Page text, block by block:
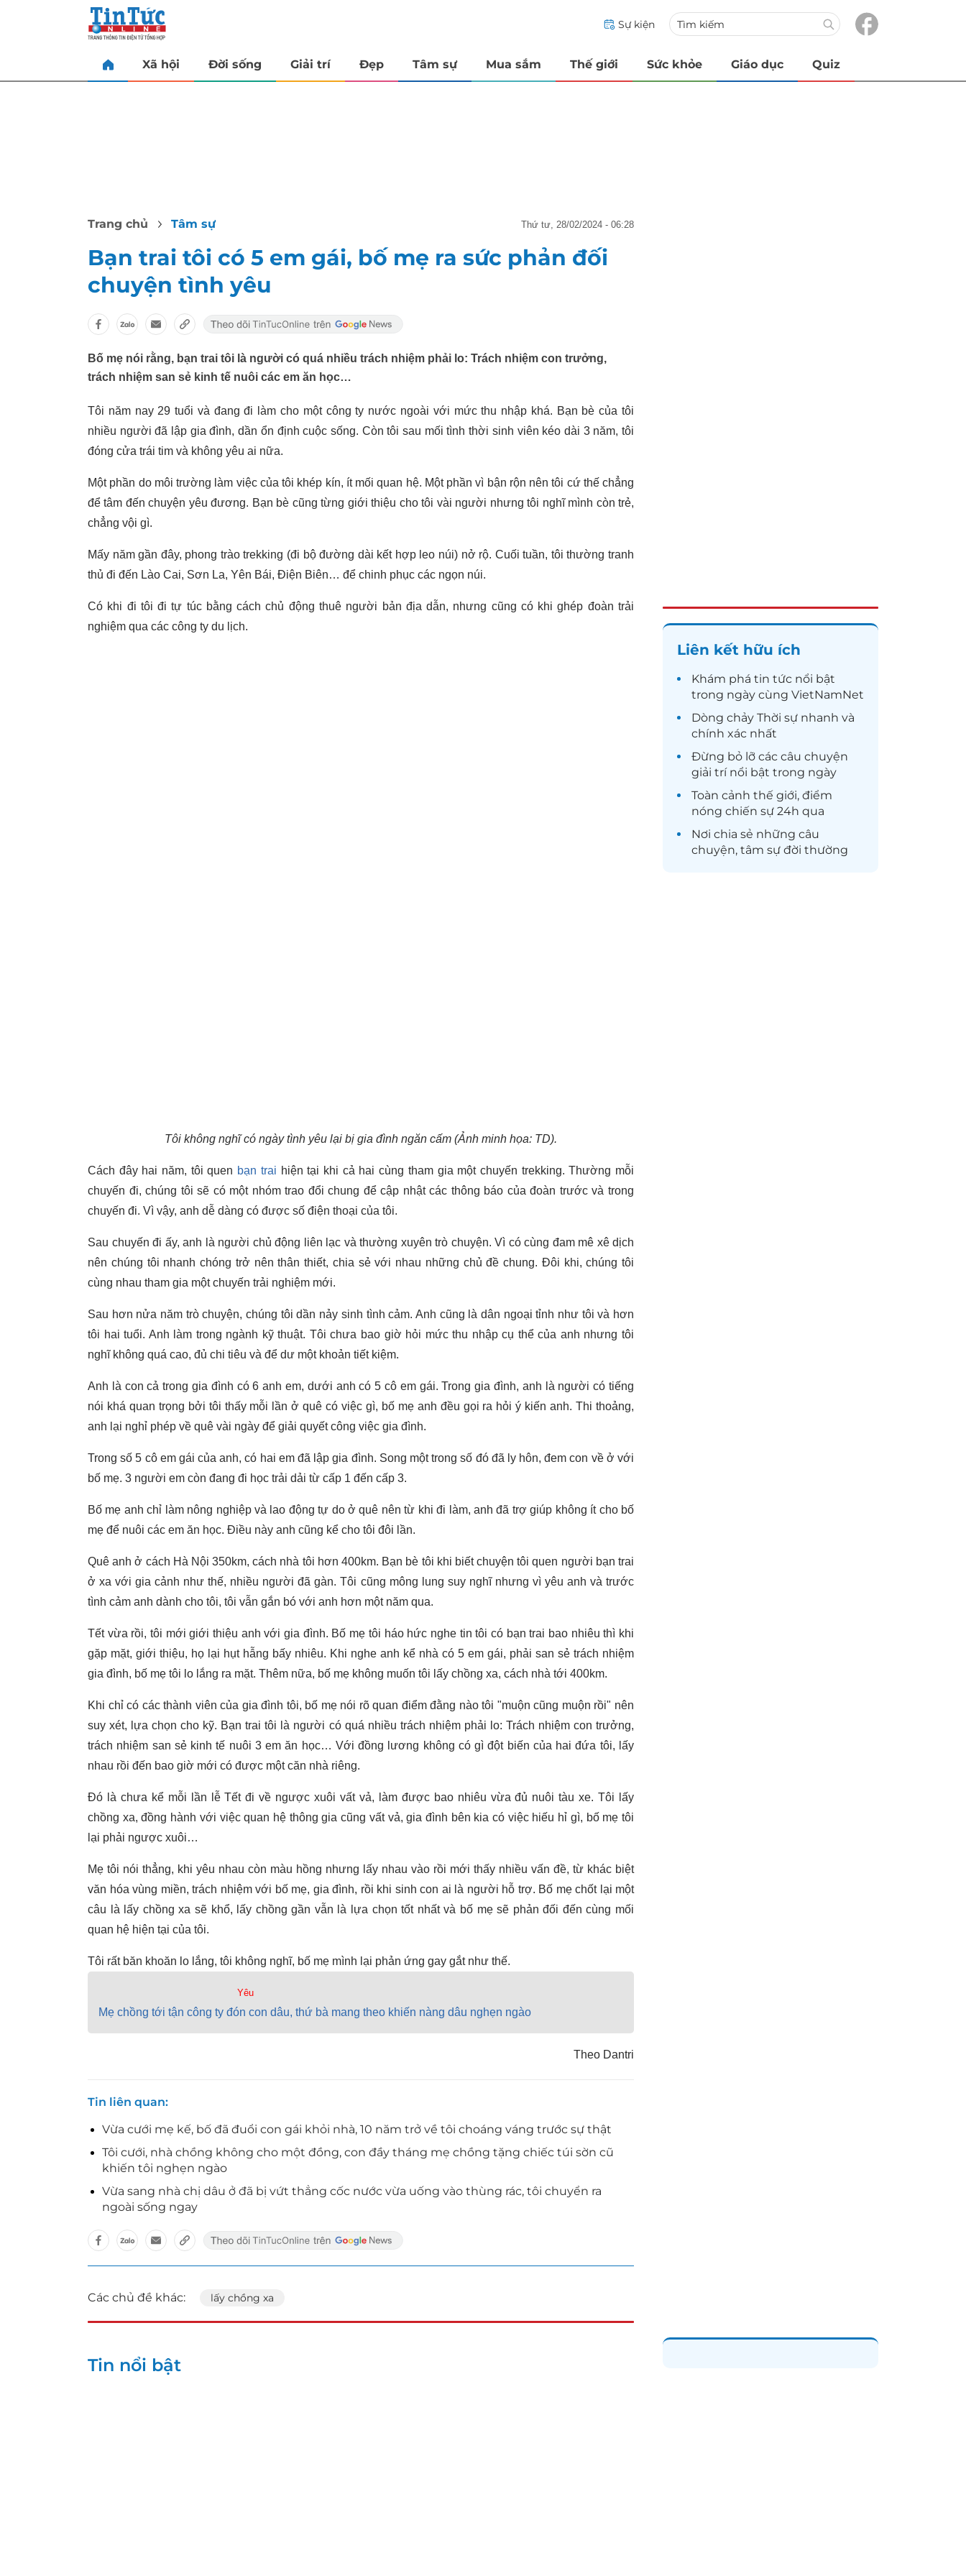
Sự kiện
Xã hội Đời sống Giải trí Đẹp Tâm sự Mua sắm Thế giới Sức khỏe Giáo dục Quiz
Trang chủ Tâm sự thứ tư, 28/02/2024 - 06:28
Bạn trai tôi có 5 em gái, bố mẹ ra sức phản đối
chuyện tình yêu
Bố mẹ nói rằng, bạn trai tôi là người có quá nhiều trách nhiệm phải lo: Trách nhiệm con trưởng,
trách nhiệm san sẻ kinh tế nuôi các em ăn học…
Tôi năm nay 29 tuổi và đang đi làm cho một công ty nước ngoài với mức thu nhập khá. Bạn bè của tôi
nhiều người đã lập gia đình, dần ổn định cuộc sống. Còn tôi sau mối tình thời sinh viên kéo dài 3 năm, tôi
đóng cửa trái tim và không yêu ai nữa.
Một phần do môi trường làm việc của tôi khép kín, ít mối quan hệ. Một phần vì bận rộn nên tôi cứ thế chẳng
để tâm đến chuyện yêu đương. Bạn bè cũng từng giới thiệu cho tôi vài người nhưng tôi nghĩ mình còn trẻ,
chẳng vội gì.
Mấy năm gần đây, phong trào trekking (đi bộ đường dài kết hợp leo núi) nở rộ. Cuối tuần, tôi thường tranh
thủ đi đến Lào Cai, Sơn La, Yên Bái, Điện Biên… để chinh phục các ngọn núi.
Có khi đi tôi đi tự túc bằng cách chủ động thuê người bản địa dẫn, nhưng cũng có khi ghép đoàn trải
nghiệm qua các công ty du lịch.
Tôi không nghĩ có ngày tình yêu lại bị gia đình ngăn cấm (Ảnh minh họa: TD).
Cách đây hai năm, tôi quen bạn trai hiện tại khi cả hai cùng tham gia một chuyến trekking. Thường mỗi
chuyến đi, chúng tôi sẽ có một nhóm trao đổi chung để cập nhật các thông báo của đoàn trước và trong
chuyến đi. Vì vậy, anh dễ dàng có được số điện thoại của tôi.
Sau chuyến đi ấy, anh là người chủ động liên lạc và thường xuyên trò chuyện. Vì có cùng đam mê xê dịch
nên chúng tôi nhanh chóng trở nên thân thiết, chia sẻ với nhau những chủ đề chung. Đôi khi, chúng tôi
cùng nhau tham gia một chuyến trải nghiệm mới.
Sau hơn nửa năm trò chuyện, chúng tôi dần nảy sinh tình cảm. Anh cũng là dân ngoại tỉnh như tôi và hơn
tôi hai tuổi. Anh làm trong ngành kỹ thuật. Tôi chưa bao giờ hỏi mức thu nhập cụ thể của anh nhưng tôi
nghĩ không quá cao, đủ chi tiêu và để dư một khoản tiết kiệm.
Anh là con cả trong gia đình có 6 anh em, dưới anh có 5 cô em gái. Trong gia đình, anh là người có tiếng
nói khá quan trọng bởi tôi thấy mỗi lần ở quê có việc gì, bố mẹ anh đều gọi ra hỏi ý kiến anh. Thi thoảng,
anh lại nghỉ phép về quê vài ngày để giải quyết công việc gia đình.
Trong số 5 cô em gái của anh, có hai em đã lập gia đình. Song một trong số đó đã ly hôn, đem con về ở với
bố mẹ. 3 người em còn đang đi học trải dải từ cấp 1 đến cấp 3.
Bố mẹ anh chỉ làm nông nghiệp và lao động tự do ở quê nên từ khi đi làm, anh đã trợ giúp không ít cho bố
mẹ để nuôi các em ăn học. Điều này anh cũng kể cho tôi đôi lần.
Quê anh ở cách Hà Nội 350km, cách nhà tôi hơn 400km. Bạn bè tôi khi biết chuyện tôi quen người bạn trai
ở xa với gia cảnh như thế, nhiều người đã gàn. Tôi cũng mông lung suy nghĩ nhưng vì yêu anh và trước
tình cảm anh dành cho tôi, tôi vẫn gắn bó với anh hơn một năm qua.
Tết vừa rồi, tôi mới giới thiệu anh với gia đình. Bố mẹ tôi háo hức nghe tin tôi có bạn trai bao nhiêu thì khi
gặp mặt, giới thiệu, họ lại hụt hẫng bấy nhiêu. Khi nghe anh kể nhà có 5 em gái, phải san sẻ trách nhiệm
gia đình, bố mẹ tôi lo lắng ra mặt. Thêm nữa, bố mẹ không muốn tôi lấy chồng xa, cách nhà tới 400km.
Khi chỉ có các thành viên của gia đình tôi, bố mẹ nói rõ quan điểm đằng nào tôi "muộn cũng muộn rồi" nên
suy xét, lựa chọn cho kỹ. Bạn trai tôi là người có quá nhiều trách nhiệm phải lo: Trách nhiệm con trưởng,
trách nhiệm san sẻ kinh tế nuôi 3 em ăn học… Với đồng lương không có gì đột biến của hai đứa tôi, lấy
nhau rồi đến bao giờ mới có được một căn nhà riêng.
Đó là chưa kể mỗi lần lễ Tết đi về ngược xuôi vất vả, làm được bao nhiêu vừa đủ nuôi tàu xe. Tôi lấy
chồng xa, đồng hành với việc quan hệ thông gia cũng vất vả, gia đình bên kia có việc hiếu hỉ gì, bố mẹ tôi
lại phải ngược xuôi…
Mẹ tôi nói thẳng, khi yêu nhau còn màu hồng nhưng lấy nhau vào rồi mới thấy nhiều vấn đề, từ khác biệt
văn hóa vùng miền, trách nhiệm với bố mẹ, gia đình, rồi khi sinh con ai là người hỗ trợ. Bố mẹ chốt lại một
câu là lấy chồng xa sẽ khổ, lấy chồng gần vẫn là lựa chọn tốt nhất và bố mẹ sẽ phản đối đến cùng mối
quan hệ hiện tại của tôi.
Tôi rất băn khoăn lo lắng, tôi không nghĩ, bố mẹ mình lại phản ứng gay gắt như thế.
Yêu
Mẹ chồng tới tận công ty đón con dâu, thứ bà mang theo khiến nàng dâu nghẹn ngào
Theo Dantri
Tin liên quan
Vừa cưới mẹ kế, bố đã đuổi con gái khỏi nhà, 10 năm trở về tôi choáng váng trước sự thật
Tôi cưới, nhà chồng không cho một đồng, con đầy tháng mẹ chồng tặng chiếc túi sờn cũ
khiến tôi nghẹn ngào
Vừa sang nhà chị dâu ở đã bị vứt thẳng cốc nước vừa uống vào thùng rác, tôi chuyển ra
ngoài sống ngay
Các chủ đề khác: lấy chồng xa
Liên kết hữu ích
Khám phá tin tức nổi bật
trong ngày cùng VietNamNet
Dòng chảy Thời sự nhanh và
chính xác nhất
Đừng bỏ lỡ các câu chuyện
giải trínổi bật trong ngày
Toàn cảnh thế giới, điểm
nóng chiến sự 24h qua
Nơi chia sẻ những câu
chuyện, tâm sự đời thường
Tin nổi bật